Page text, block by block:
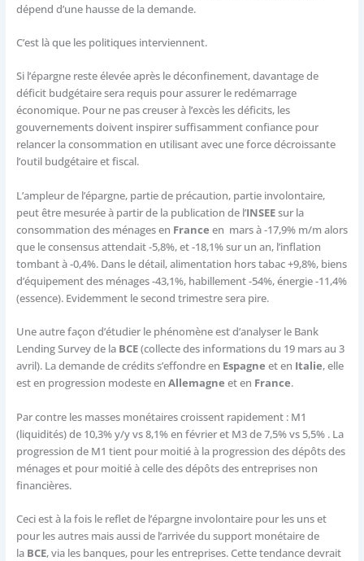
dépend d’une hausse de la demande.
C’est là que les politiques interviennent.
Si l’épargne reste élevée après le déconfinement, davantage de
déficit budgétaire sera requis pour assurer le redémarrage
économique. Pour ne pas creuser à l’excès les déficits, les
gouvernements doivent inspirer suffisamment confiance pour
relancer la consommation en utilisant avec une force décroissante
l’outil budgétaire et fiscal.
L’ampleur de l’épargne, partie de précaution, partie involontaire,
peut être mesurée à partir de la publication de l’INSEEsur la
consommation des ménages en France en mars à -17,9% m/m alors
que le consensus attendait -5,8%, et -18,1% sur un an, l’inflation
tombant à -0,4%. Dans le détail, alimentation hors tabac +9,8%, biens
d’équipement des ménages -43,1%, habillement -54%, énergie -11,4%
(essence). Evidemment le second trimestre sera pire.
Une autre façon d’étudier le phénomène est d’analyser le Bank
Lending Survey de la BCE(collecte des informations du 19 mars au 3
avril). La demande de crédits s’effondre en Espagne et en Italie, elle
est en progression modeste en Allemagne et en France.
Par contre les masses monétaires croissent rapidement : M1
(liquidités) de 10,3% y/y vs 8,1% en février et M3 de 7,5% vs 5,5% . La
progression de M1 tient pour moitié à la progression des dépôts des
ménages et pour moitié à celle des dépôts des entreprises non
financières.
Ceci est à la fois le reflet de l’épargne involontaire pour les uns et
pour les autres mais aussi de l’arrivée du support monétaire de
la BCE, via les banques, pour les entreprises. Cette tendance devrait